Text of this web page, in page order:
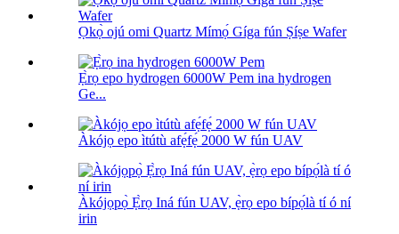
Ọkọ̀ ojú omi Quartz Mímọ́ Gíga fún Ṣíṣe Wafer
Ẹ̀rọ epo hydrogen 6000W Pem ina hydrogen
Ge...
Àkójọ epo ìtútù afẹ́fẹ́ 2000 W fún UAV
Àkójọpọ̀ Ẹ̀rọ Iná fún UAV, ẹ̀rọ epo bípọ́là tí ó ní
irin